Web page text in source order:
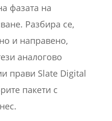
фазата на
Разбира се,
и направено,
аналогово
прави Slate Digital
пакети с